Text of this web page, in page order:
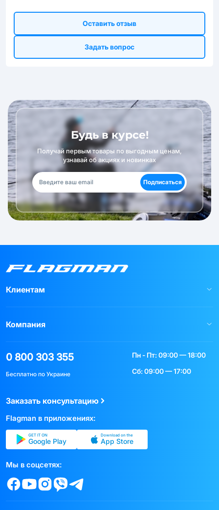
Оставить отзыв
Задать вопрос
Будь в курсе!
Получай первым товары по выгодным ценам,
узнавай об акциях и новинках
Подписаться
Клиентам
Компания
0 800 303 355
Бесплатно по Украине
Пн - Пт: 09:00 — 18:00
Сб: 09:00 — 17:00
Заказать консультацию
Flagman в приложениях:
GET IT ON
Google Play
Download on the
App Store
Мы в соцсетях: